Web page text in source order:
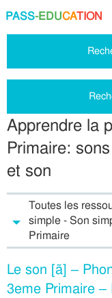
PASS-EDUCATION
Apprendre la
Primaire:
et son
Toutes les
simple - Son
Primaire
Le son [ã] –
3eme Primaire